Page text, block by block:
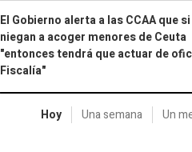
El Gobierno alerta a las CCAA que
niegan a acoger menores de Ceuta
"entonces tendrá que actuar de
Fiscalía"
Hoy Una semana Un